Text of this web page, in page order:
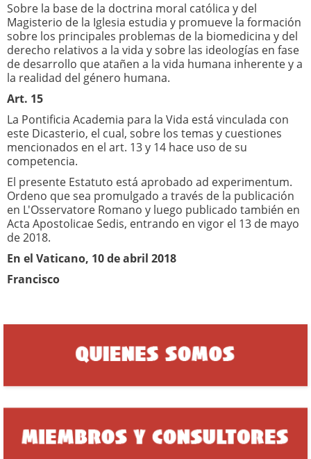
Sobre la base de la doctrina moral católica y del
Magisterio de la Iglesia estudia y promueve la formación
sobre los principales problemas de la biomedicina y del
derecho relativos a la vida y sobre las ideologías en fase
de desarrollo que atañen a la vida humana inherente y a
la realidad del género humana.
Art. 15
La Pontificia Academia para la Vida está vinculada con
este Dicasterio, el cual, sobre los temas y cuestiones
mencionados en el art. 13 y 14 hace uso de su
competencia.
El presente Estatuto está aprobado ad experimentum.
Ordeno que sea promulgado a través de la publicación
en L'Osservatore Romano y luego publicado también en
Acta Apostolicae Sedis, entrando en vigor el 13 de mayo
de 2018.
En el Vaticano, 10 de abril 2018
Francisco